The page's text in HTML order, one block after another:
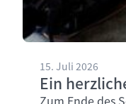
15. Juli 2026
Ein